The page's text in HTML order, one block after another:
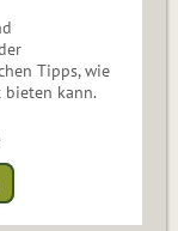
Tipps, wie
bieten kann.